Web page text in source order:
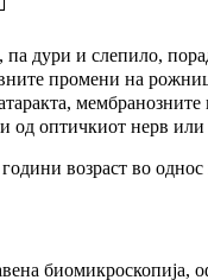
дури и слепило,
промени на
мембранозните
од оптичкиот нерв
возраст во однос
биомикроскопија,